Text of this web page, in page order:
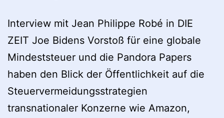
Interview mit Jean Philippe Robé in DIE
ZEIT Joe Bidens Vorstoß für eine globale
Mindeststeuer und die Pandora Papers
haben den Blick der Öffentlichkeit auf die
Steuervermeidungsstrategien
transnationaler Konzerne wie Amazon,